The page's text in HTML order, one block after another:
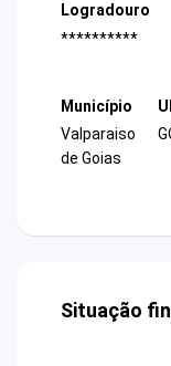
Logradouro
**********
Município
Valparaiso
de Goias
Situação